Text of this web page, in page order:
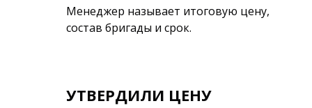
Менеджер называет итоговую цену,
состав бригады и срок.
УТВЕРДИЛИ ЦЕНУ